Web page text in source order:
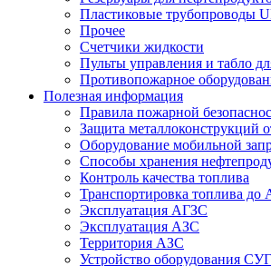
Пластиковые трубопроводы
Прочее
Счетчики жидкости
Пульты управления и табло
Противопожарное
Полезная информация
Правила пожарной
Защита металлоконструкций
Оборудование мобильной
Способы хранения
Контроль качества топлива
Транспортировка топлива до
Эксплуатация АГЗС
Эксплуатация АЗС
Территория АЗС
Устройство оборудования СУГ